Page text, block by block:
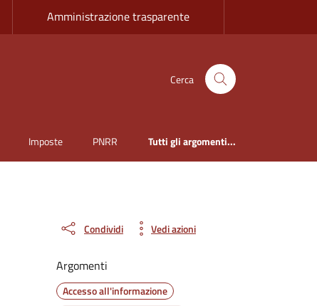
Amministrazione trasparente
Cerca
Imposte PNRR Tutti gli argomenti...
Condividi Vedi azioni
Argomenti
Accesso all'informazione